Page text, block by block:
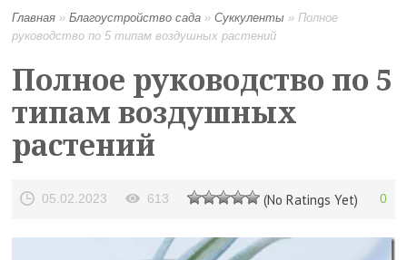
Главная »Благоустройство сада »Суккуленты »Полное
руководство по 5 типам воздушных растений
Полное руководство по 5
типам воздушных
растений
05.02.2023 613 (No Ratings Yet) 0